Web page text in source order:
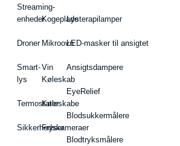
Streaming-
enheder
Droner
Smart-
lys
Termostater
Sikkerhedskameraer
Kogeplade
Mikroovn
Vin
Køleskab
Køleskabe
Fryser
Lysterapilamper
LED-masker til ansigtet
Ansigtsdampere
EyeRelief
Blodsukkermålere
Blodtryksmålere